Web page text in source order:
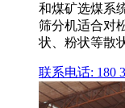
和煤矿选煤系
筛分机适合对
状、粉状等散
联系电话: 180